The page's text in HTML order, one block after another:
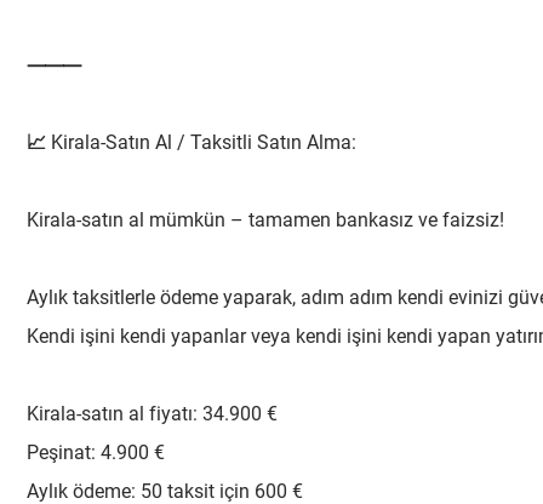
⸻
📈 Kirala-Satın Al / Taksitli Satın Alma:
Kirala-satın al mümkün – tamamen bankasız ve faizsiz!
Aylık taksitlerle ödeme yaparak, adım adım kendi evinizi
Kendi işini kendi yapanlar veya kendi işini kendi yapan
Kirala-satın al fiyatı: 34.900 €
Peşinat: 4.900 €
Aylık ödeme: 50 taksit için 600 €